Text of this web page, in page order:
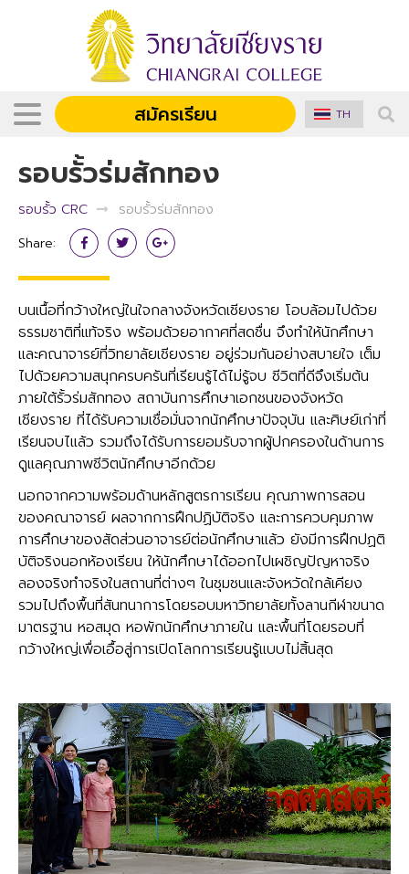
สมัครเรียน TH
รอบรั้วร่มสักทอง
รอบรั้ว CRC
รอบรั้วร่มสักทอง
Share:
บนเนื้อที่กว้างใหญ่ในใจกลางจังหวัดเชียงราย โอบล้อมไปด้วย
ธรรมชาติที่แท้จริง พร้อมด้วยอากาศที่สดชื่น จึงทำให้นักศึกษา
และคณาจารย์ที่วิทยาลัยเชียงราย อยู่ร่วมกันอย่างสบายใจ เต็ม
ไปด้วยความสนุกครบครันที่เรียนรู้ได้ไม่รู้จบ ชีวิตที่ดีจึงเริ่มต้น
ภายใต้รั้วร่มสักทอง สถาบันการศึกษาเอกชนของจังหวัด
เชียงราย ที่ได้รับความเชื่อมั่นจากนักศึกษาปัจจุบัน และศิษย์เก่าที่
เรียนจบไแล้ว รวมถึงได้รับการยอมรับจากผู้ปกครองในด้านการ
ดูแลคุณภาพชีวิตนักศึกษาอีกด้วย
นอกจากความพร้อมด้านหลักสูตรการเรียน คุณภาพการสอน
ของคณาจารย์ ผลจากการฝึกปฏิบัติจริง และการควบคุมภาพ
การศึกษาของสัดส่วนอาจารย์ต่อนักศึกษาแล้ว ยังมีการฝึกปฏติ
บัติจริงนอกห้องเรียน ให้นักศึกษาได้ออกไปเผชิญปัญหาจริง
ลองจริงทำจริงในสถานที่ต่างๆ ในชุมชนและจังหวัดใกล้เคียง
รวมไปถึงพื้นที่สันทนาการโดยรอบมหาวิทยาลัยทั้งลานกีฬาขนาด
มาตรฐาน หอสมุด หอพักนักศึกษาภายใน และพื้นที่โดยรอบที่
กว้างใหญ่เพื่อเอื้อสู่การเปิดโลกการเรียนรู้แบบไม่สิ้นสุด